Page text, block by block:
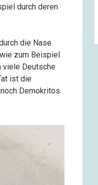
durch deren
die Nase
zum Beispiel
viele Deutsche
ist die
Demokritos